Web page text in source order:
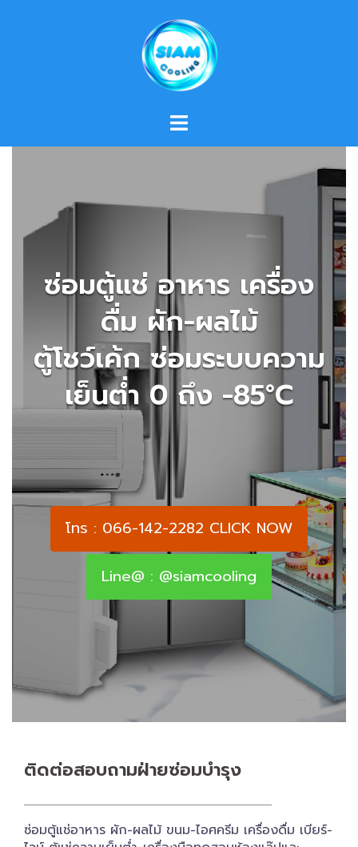
ซ่อมตู้แช่ อาหาร เครื่อง
ดื่ม ผัก-ผลไม้
ตู้โชว์เค้ก ซ่อมระบบความ
เย็นต่ำ 0 ถึง -85°C
โทร : 066-142-2282 CLICK NOW
Line@ : @siamcooling
ติดต่อสอบถาม​ฝ่ายซ่อมบำรุง
ซ่อมตู้แช่อาหาร ผัก-ผลไม้ ขนม-ไอศครีม เครื่องดื่ม เบียร์-